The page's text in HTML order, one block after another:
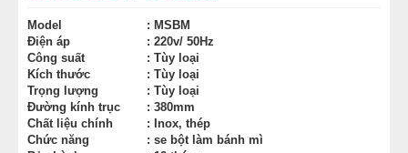
Model
: MSBM
Điện áp
: 220v/ 50Hz
Công suất
: Tùy loại
Kích thước
: Tùy loại
Trọng lượng
: Tùy loại
Đường kính trục
: 380mm
Chất liệu chính
: Inox, thép
Chức năng
: se bột làm bánh mì